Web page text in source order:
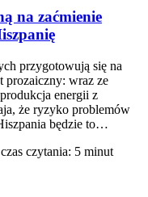
na zaćmienie
przygotowują się na
prozaiczny: wraz ze
energii z
że ryzyko problemów
będzie to…
czytania: 5 minut